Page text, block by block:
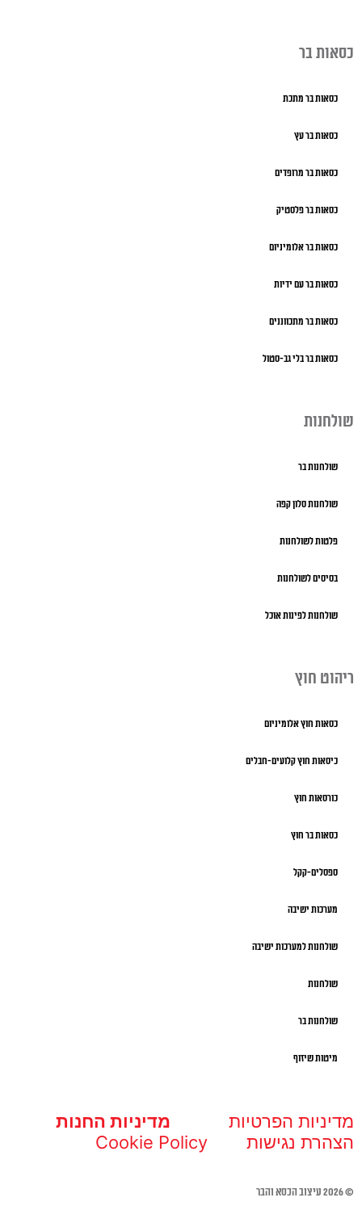
כסאות בר
כסאות בר מתכת
כסאות בר עץ
כסאות בר מרופדים
כסאות בר פלסטיק
כסאות בר אלומיניום
כסאות בר עם ידיות
כסאות בר מתכווננים
כסאות בר בלי גב-סטול
שולחנות
שולחנות בר
שולחנות סלון קפה
פלטות לשולחנות
בסיסים לשולחנות
שולחנות לפינות אוכל
ריהוט חוץ
כסאות חוץ אלומיניום
כיסאות חוץ קלועים-חבלים
כורסאות חוץ
כסאות בר חוץ
ספסלים-קקל
מערכות ישיבה
שולחנות למערכות ישיבה
שולחנות
שולחנות בר
מיטות שיזוף
מדיניות הפרטיות
מדיניות החנות
הצהרת נגישות
Cookie Policy
© 2026 עיצוב הכסא והבר